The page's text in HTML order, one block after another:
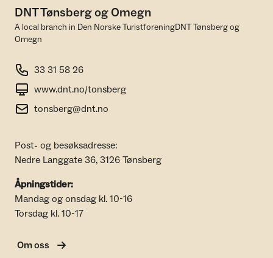
DNT Tønsberg og Omegn
A local branch in Den Norske TuristforeningDNT Tønsberg og
Omegn
33 31 58 26
www.dnt.no/tonsberg
tonsberg@dnt.no
Post- og besøksadresse:
Nedre Langgate 36, 3126 Tønsberg
Åpningstider:
Mandag og onsdag kl. 10-16
Torsdag kl. 10-17
Om oss